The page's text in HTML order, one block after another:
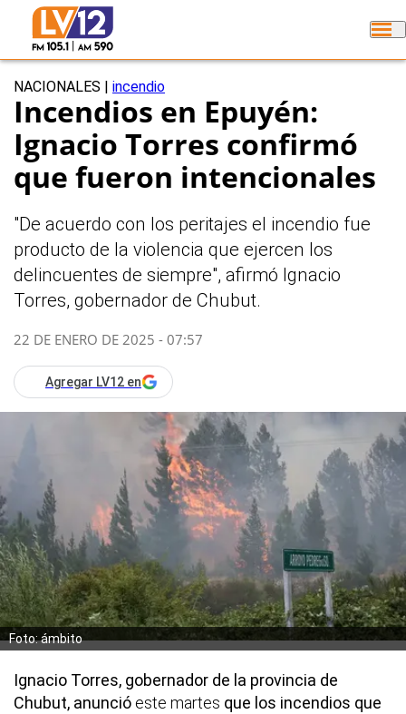
NACIONALES incendio
Incendios en Epuyén:
Ignacio Torres confirmó
que fueron intencionales
"De acuerdo con los peritajes el incendio fue
producto de la violencia que ejercen los
delincuentes de siempre", afirmó Ignacio
Torres, gobernador de Chubut.
22 DE ENERO DE 2025 - 07:57
Agregar LV12 en
Foto: ámbito
Ignacio Torres, gobernador de la provincia de
Chubut, anunció este martes que los incendios que